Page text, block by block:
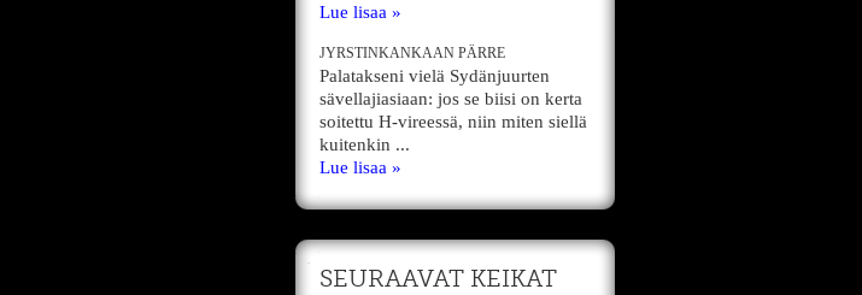
Lue lisaa »
JYRSTINKANKAAN PÄRRE
Palatakseni vielä Sydänjuurten
sävellajiasiaan: jos se biisi on kerta
soitettu H-vireessä, niin miten siellä
kuitenkin ...
Lue lisaa »
SEURAAVAT KEIKAT